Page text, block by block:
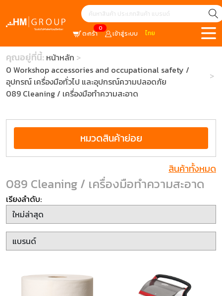
0
ตะกร้า เข้าสู่ระบบ ไทย
คุณอยู่ที่นี้: หน้าหลัก
0 Workshop accessories and occupational safety /
อุปกรณ์ เครื่องมือทั่วไป และอุปกรณ์ความปลอดภัย
089 Cleaning / เครื่องมือทำความสะอาด
หมวดสินค้าย่อย
สินค้าทั้งหมด
089 Cleaning / เครื่องมือทำความสะอาด
เรียงลำดับ: